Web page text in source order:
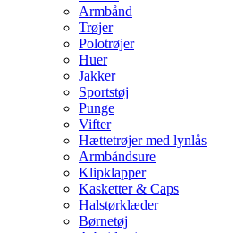
Armbånd
Trøjer
Polotrøjer
Huer
Jakker
Sportstøj
Punge
Vifter
Hættetrøjer med lynlås
Armbåndsure
Klipklapper
Kasketter & Caps
Halstørklæder
Børnetøj